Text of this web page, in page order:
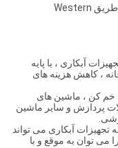
اگر حساب کوچک است ، بنابراین می توانید از طریق Western
تجهیزات آبکاری ، با پایه
، کاهش هزینه های
آلات خم کن ، ماشین های
پردازش و سایر ماشین
آبکاری می تواند
می توان به موقع و با